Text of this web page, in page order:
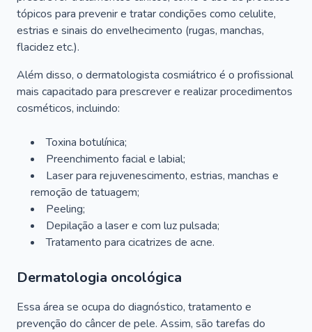
tópicos para prevenir e tratar condições como celulite,
estrias e sinais do envelhecimento (rugas, manchas,
flacidez etc.).
Além disso, o dermatologista cosmiátrico é o profissional
mais capacitado para prescrever e realizar procedimentos
cosméticos, incluindo:
Toxina botulínica;
Preenchimento facial e labial;
Laser para rejuvenescimento, estrias, manchas e
remoção de tatuagem;
Peeling;
Depilação a laser e com luz pulsada;
Tratamento para cicatrizes de acne.
Dermatologia oncológica
Essa área se ocupa do diagnóstico, tratamento e
prevenção do câncer de pele. Assim, são tarefas do